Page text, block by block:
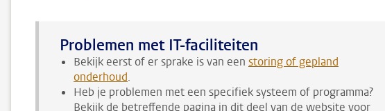
Problemen met IT-faciliteiten
Bekijk eerst of er sprake is van een storing of gepland
onderhoud.
Heb je problemen met een specifiek systeem of programma?
Bekijk de betreffende pagina in dit deel van de website voor